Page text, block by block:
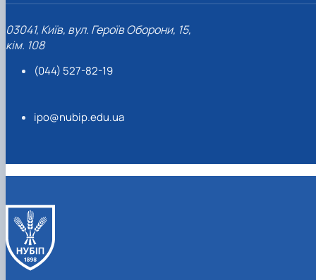
03041, Київ, вул. Героїв Оборони, 15,
кім. 108
(044) 527-82-19
ipo@nubip.edu.ua